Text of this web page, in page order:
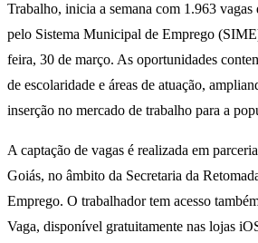
Trabalho, inicia a semana com 1.963
pelo Sistema Municipal de Emprego
feira, 30 de março. As oportunidades
de escolaridade e áreas de atuação,
inserção no mercado de trabalho para a
A captação de vagas é realizada em
Goiás, no âmbito da Secretaria da
Emprego. O trabalhador tem acesso
Vaga, disponível gratuitamente nas lojas